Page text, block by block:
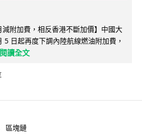
減附加費，相反香港不斷加價】中國大
5 日起再度下調內陸航線燃油附加費，
閱讀全文
區塊鏈